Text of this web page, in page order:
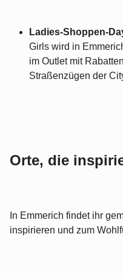
Ladies-Shoppen-
Girls wird in
im Outlet mit
Straßenzügen der
Orte, die
In Emmerich findet ihr
inspirieren und zum